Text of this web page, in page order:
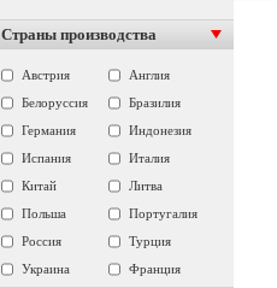
Страны производства
Австрия
Англия
Белоруссия
Бразилия
Германия
Индонезия
Испания
Италия
Китай
Литва
Польша
Португалия
Россия
Турция
Украина
Франция